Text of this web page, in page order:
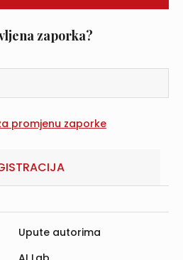
zaporka?
Upute autorima